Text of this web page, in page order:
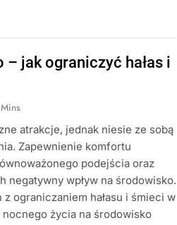
jak ograniczyć hałas i
atrakcje, jednak niesie ze sobą
Zapewnienie komfortu
podejścia oraz
negatywny wpływ na środowisko.
ograniczaniem hałasu i śmieci w
życia na środowisko